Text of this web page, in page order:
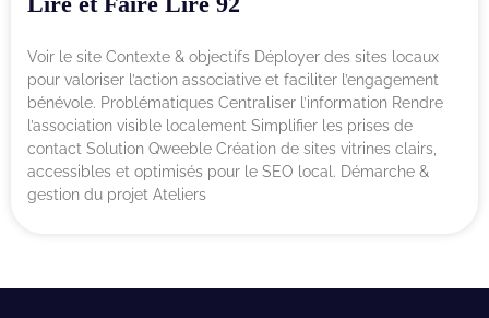
Voir le site Contexte & objectifs Déployer des sites locaux
pour valoriser l’action associative et faciliter l’engagement
bénévole. Problématiques Centraliser l’information Rendre
l’association visible localement Simplifier les prises de
contact Solution Qweeble Création de sites vitrines clairs,
accessibles et optimisés pour le SEO local. Démarche &
gestion du projet Ateliers